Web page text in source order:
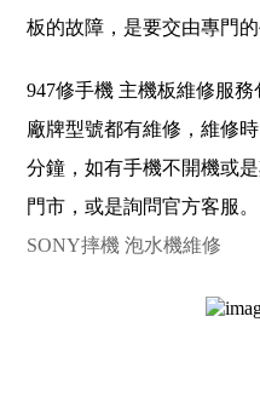
板的故障，是要交由專門
947修手機 主機板維修服
廠牌型號都有維修，維修
分鐘，如有手機不開機或
門市，或是詢問官方客服。
SONY摔機 泡水機維修